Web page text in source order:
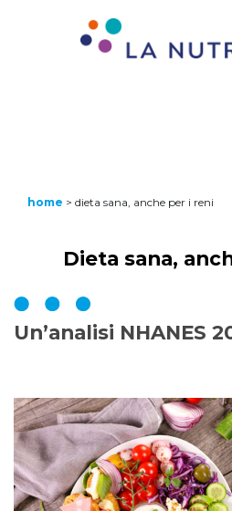
home > dieta sana, anche per i reni
Dieta sana,
Un’analisi NHANES